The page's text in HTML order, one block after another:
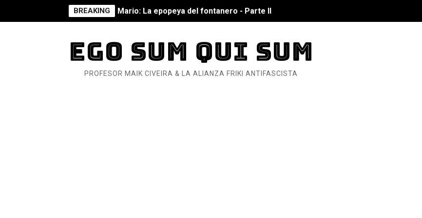
BREAKING Mario: La epopeya del fontanero - Parte II
Pequeña Filmoteca Antifascista
Que no nos aplaste el Talón de Hierro
EGO SUM QUI SUM
PROFESOR MAIK CIVEIRA & LA ALIANZA FRIKI ANTIFASCISTA